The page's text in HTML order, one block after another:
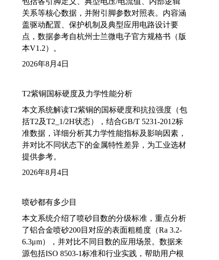
关系等核心数据，并附引脚参数对照表。内容涵
盖驱动配置、保护机制及典型应用电路设计要
点，数据参考自杭州士兰微电子官方规格书（版
本V1.2）。
2026年8月4日
T2紫铜国标硬度及力学性能分析
本文系统解读T2紫铜的国标硬度和抗拉强度（包
括T2及T2_1/2H状态），结合GB/T 5231-2012标
准数据，详细分析其力学性能指标及影响因素，
并对比不同状态下的金属特性差异，为工业选材
提供参考。
2026年8月4日
喷砂都有多少目
本文系统介绍了喷砂目数的分级标准，重点分析
了铝合金喷砂200目对应的表面粗糙度（Ra 3.2-
6.3μm），并对比不同目数的应用场景。数据来
源包括ISO 8503-1标准和行业实践，帮助用户根